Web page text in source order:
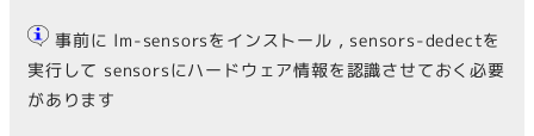
事前に lm-sensorsをインストール , sensors-dedectを
実行して sensorsにハードウェア情報を認識させておく必要
があります